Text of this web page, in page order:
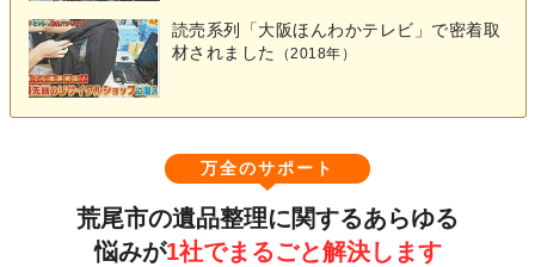
読売系列「大阪ほんわかテレビ」で密着取
材されました
（2018年）
万全のサポート
荒尾市の遺品整理に関するあらゆる
悩みが1社でまるごと解決します